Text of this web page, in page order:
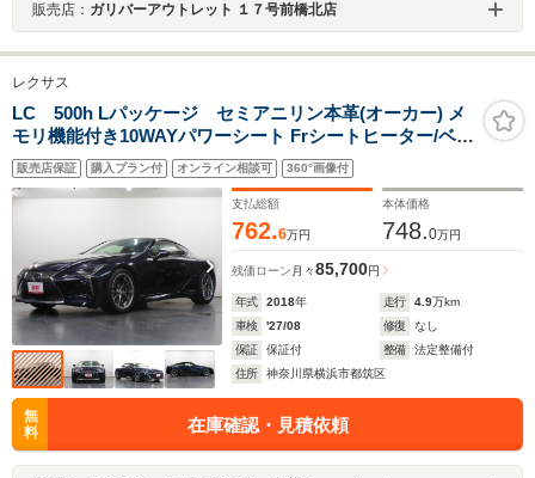
販売店： ガリバーアウトレット １７号前橋北店
レクサス
LC 500h Lパッケージ セミアニリン本革(オーカー) メ
モリ機能付き10WAYパワーシート Frシートヒーター/ベン
チレーション ステアリングヒーター ガラスルーフ 純正
SDナビ 地デジTV Bカメラ LSS+ 三眼LED-HL
販売店保証 購入プラン付 オンライン相談可 360°画像付
支払総額
762.6万円
本体価格
748.0万円
残価ローン 月々85,700円
年式 2018年 走行 4.9万km
車検
'27/08 修復
なし
保証
保証付 整備
法定整備付
住所
神奈川県横浜市都筑区
無
料
在庫確認・見積依頼